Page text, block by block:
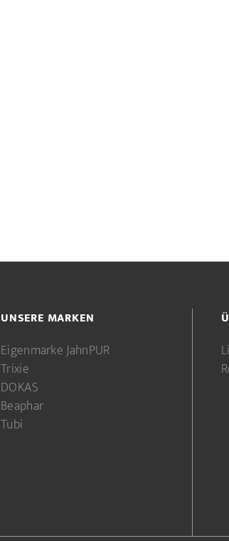
UNSERE MARKEN
Eigenmarke JahnPUR
Trixie
DOKAS
Beaphar
Tubi